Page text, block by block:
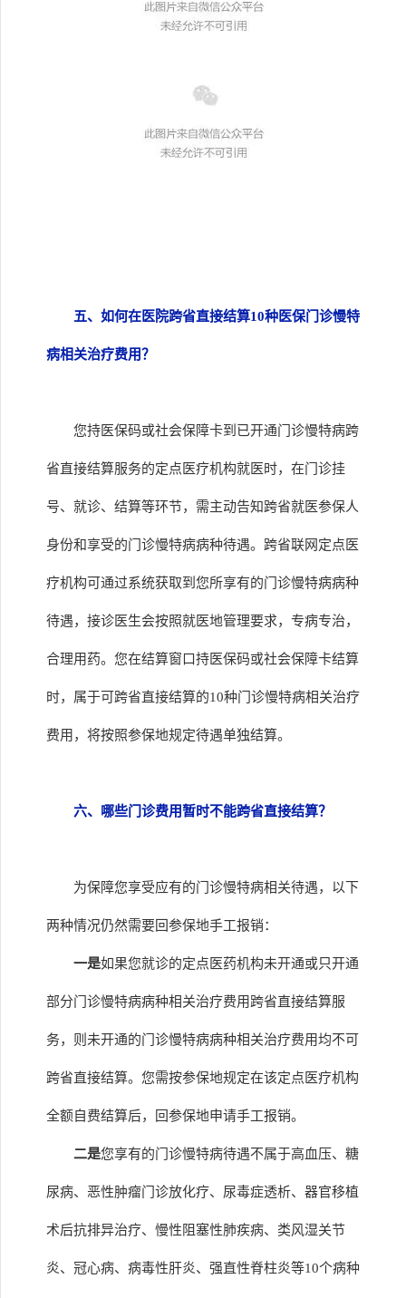
五、如何在医院跨省直接结算10种医保门诊慢特
病相关治疗费用？
您持医保码或社会保障卡到已开通门诊慢特病跨
省直接结算服务的定点医疗机构就医时，在门诊挂
号、就诊、结算等环节，需主动告知跨省就医参保人
身份和享受的门诊慢特病病种待遇。跨省联网定点医
疗机构可通过系统获取到您所享有的门诊慢特病病种
待遇，接诊医生会按照就医地管理要求，专病专治，
合理用药。您在结算窗口持医保码或社会保障卡结算
时，属于可跨省直接结算的10种门诊慢特病相关治疗
费用，将按照参保地规定待遇单独结算。
六、哪些门诊费用暂时不能跨省直接结算？
为保障您享受应有的门诊慢特病相关待遇，以下
两种情况仍然需要回参保地手工报销：
一是如果您就诊的定点医药机构未开通或只开通
部分门诊慢特病病种相关治疗费用跨省直接结算服
务，则未开通的门诊慢特病病种相关治疗费用均不可
跨省直接结算。您需按参保地规定在该定点医疗机构
全额自费结算后，回参保地申请手工报销。
二是您享有的门诊慢特病待遇不属于高血压、糖
尿病、恶性肿瘤门诊放化疗、尿毒症透析、器官移植
术后抗排异治疗、慢性阻塞性肺疾病、类风湿关节
炎、冠心病、病毒性肝炎、强直性脊柱炎等10个病种